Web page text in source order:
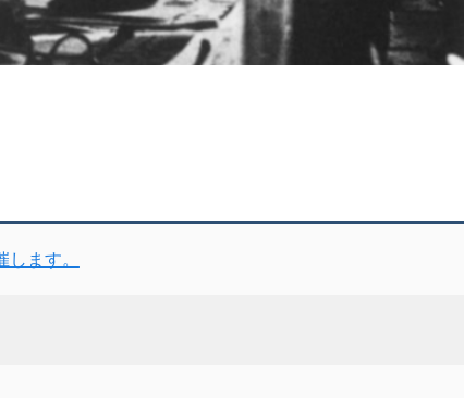
ます。